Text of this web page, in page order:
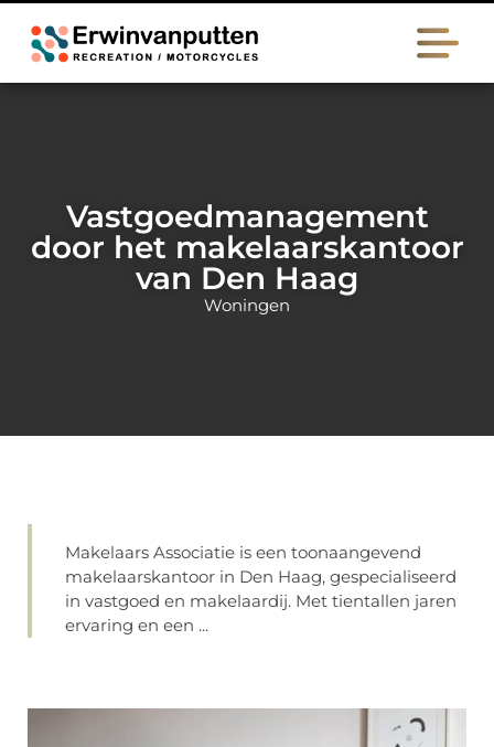
Vastgoedmanagement
door het makelaarskantoor
van Den Haag
Woningen
Makelaars Associatie is een toonaangevend
makelaarskantoor in Den Haag, gespecialiseerd
in vastgoed en makelaardij. Met tientallen jaren
ervaring en een ...